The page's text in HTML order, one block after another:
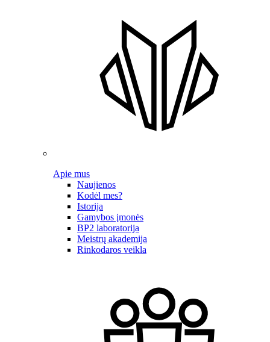
Apie mus
Naujienos
Kodėl mes?
Istorija
Gamybos įmonės
BP2 laboratorija
Meistrų akademija
Rinkodaros veikla